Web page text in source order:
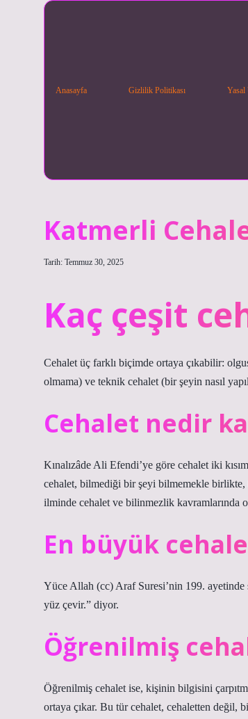
Anasayfa Gizlilik Politikası Yasal
Katmerli
Tarih: Temmuz 30, 2025
Kaç çeşit
Cehalet üç farklı biçimde ortaya çıkabilir:
olmama) ve teknik cehalet (bir şeyin nasıl
Cehalet nedir
Kınalızâde Ali Efendi’ye göre cehalet iki
cehalet, bilmediği bir şeyi bilmemekle
ilminde cehalet ve bilinmezlik kavramlarında
En büyük
Yüce Allah (cc) Araf Suresi’nin 199.
yüz çevir.” diyor.
Öğrenilmiş
Öğrenilmiş cehalet ise, kişinin bilgisini
ortaya çıkar. Bu tür cehalet, cehaletten değil,